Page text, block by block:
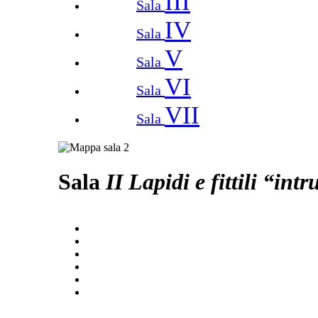
Sala
Sala IV
Sala V
Sala VI
Sala VII
SalaII Lapidi e fittili